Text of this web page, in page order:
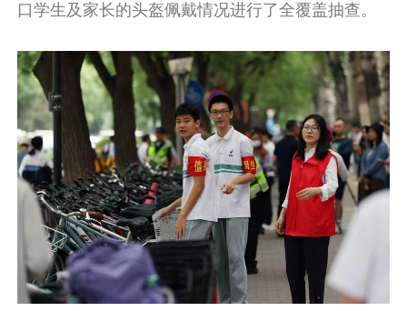
口学生及家长的头盔佩戴情况进行了全覆盖抽查。